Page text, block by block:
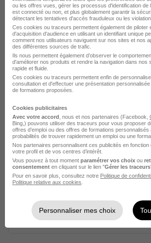
H/F
Eiffage Energie Systemes - Clevia
Rennes - 35 CDI
Voir l’offre
Responsable d'Affaire CVC
Derichebourg Energie
Créteil - 94 CDI
Voir l’offre
ou les offres vues, gérer les processus d'identification de
est connecté ou non, et plus globalement garantir la
détectant les tentatives d'accès frauduleux ou les
Ces cookies ou traceurs permettent également de piloter
d'acquisition d'audience en utilisant un identifiant unique
comment nos utilisateurs naviguent sur nos sites et nos
des différentes sources de trafic.
Ils nous permettent également d’observer le
d'améliorer nos produits et rendre la navigation dans nos
rapide et fluide.
Ces cookies ou traceurs permettent enfin de
consultation et d'effectuer une présentation
de formations proposées.
Cookies publicitaires
Avec votre accord , nous et nos partenaires (Facebook,
Bing,) pouvons utiliser des traceurs pour vous proposer
offres d’emploi ou des offres de formations personnalisés
probabilités de trouver rapidement un emploi ou une
Nos partenaires personnalisent ces publicités en fonction
votre profil et de vos centres d’intérêt.
Vous pouvez à tout moment paramétrer vos choix ou
consentement en cliquant sur le lien "Gérer les traceurs
Pour en savoir plus, consultez notre Politique de
Politique relative aux cookies
Personnaliser mes choix